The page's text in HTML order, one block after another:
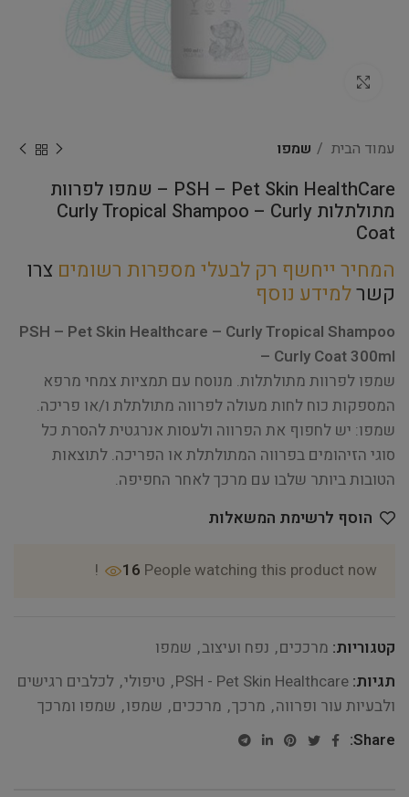
עמוד הבית שמפו
PSH – Pet Skin HealthCare – שמפו לפרוות
מתולתלות Curly Tropical Shampoo – Curly
Coat
המחיר ייחשף רק לבעלי מספרות רשומים צרו
קשרלמידע נוסף
PSH – Pet Skin Healthcare – Curly Tropical Shampoo
– Curly Coat 300ml
שמפו לפרוות מתולתלות. מנוסח עם תמציות צמחי מרפא
המספקות כוח לחות מעולה לפרווה מתולתלת ו/או פריכה.
שמפו: יש לחפוף את הפרווה ולעסות אנרגטית להסרת כל
סוגי הזיהומים בפרווה המתולתלת או הפריכה. לתוצאות
הטובות ביותר שלבו עם מרכך לאחר החפיפה.
הוסף לרשימת המשאלות
16 People watching this product now!
קטגוריות: מרככים, נפח ועיצוב, שמפו
תגיות: PSH - Pet Skin Healthcare
, טיפולי, לכלבים רגישים
ולבעיות עור ופרווה, מרכך, מרככים, שמפו, שמפו ומרכך
Share: